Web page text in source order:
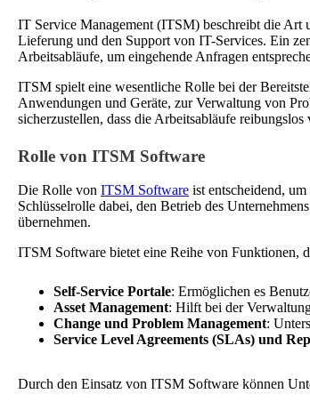
IT Service Management (ITSM) beschreibt die Art
Lieferung und den Support von IT-Services. Ein
Arbeitsabläufe, um eingehende Anfragen
ITSM spielt eine wesentliche Rolle bei der
Anwendungen und Geräte, zur Verwaltung von
sicherzustellen, dass die Arbeitsabläufe reibungslos
Rolle von ITSM Software
Die Rolle von ITSM Software ist entscheidend,
Schlüsselrolle dabei, den Betrieb des
übernehmen.
ITSM Software bietet eine Reihe von Funktionen,
Self-Service Portale: Ermöglichen es
Asset Management: Hilft bei der
Change und Problem Management:
Service Level Agreements (SLAs) und
Durch den Einsatz von ITSM Software können